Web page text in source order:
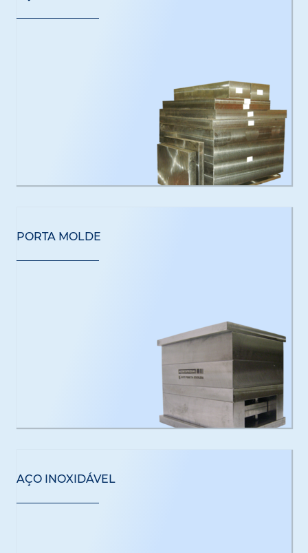
PORTA MOLDE
AÇO INOXIDÁVEL